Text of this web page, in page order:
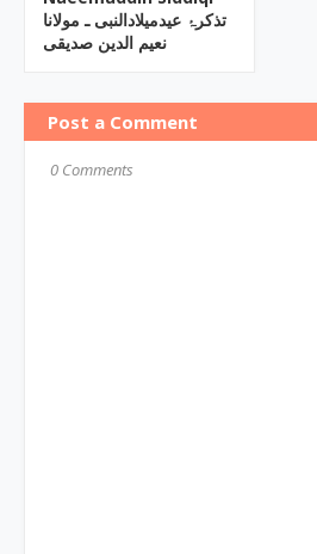
تذکرۂ عیدمیلادالنبی ـ مولانا
نعیم الدین صدیقی
Post a Comment
0 Comments